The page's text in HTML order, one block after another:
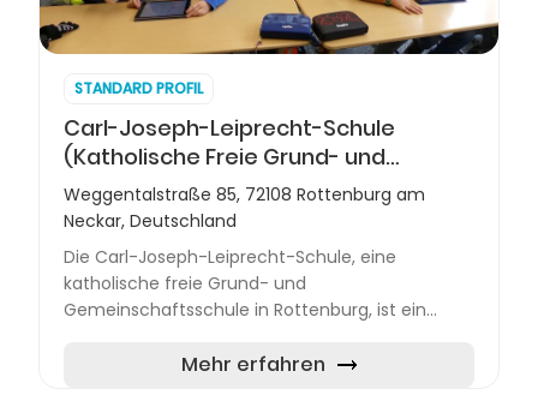
STANDARD PROFIL
Carl-Joseph-Leiprecht-Schule
(Katholische Freie Grund- und
Gemeinschaftsschule)
Weggentalstraße 85, 72108 Rottenburg am
Neckar, Deutschland
Die Carl-Joseph-Leiprecht-Schule, eine
katholische freie Grund- und
Gemeinschaftsschule in Rottenburg, ist ein
Katholischen Schulen Carl-Joseph-Leiprecht
Mehr erfahren